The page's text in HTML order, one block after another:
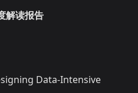
解读报告
Data-Intensive